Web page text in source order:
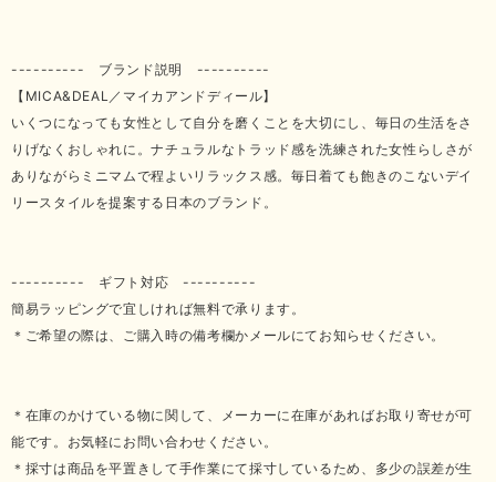
---------- ブランド説明 ----------
【MICA&DEAL／マイカアンドディール】
いくつになっても女性として自分を磨くことを大切にし、毎日の生活をさ
りげなくおしゃれに。ナチュラルなトラッド感を洗練された女性らしさが
ありながらミニマムで程よいリラックス感。毎日着ても飽きのこないデイ
リースタイルを提案する日本のブランド。
---------- ギフト対応 ----------
簡易ラッピングで宜しければ無料で承ります。
＊ご希望の際は、ご購入時の備考欄かメールにてお知らせください。
＊在庫のかけている物に関して、メーカーに在庫があればお取り寄せが可
能です。お気軽にお問い合わせください。
＊採寸は商品を平置きして手作業にて採寸しているため、多少の誤差が生